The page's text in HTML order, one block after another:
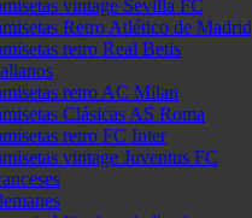
vintage Sevilla FC
Retro Atlético de Madrid
retro Real Betis
retro AC Milan
Clásicas AS Roma
retro FC Inter
vintage Juventus FC